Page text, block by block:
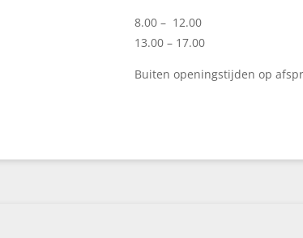
8.00 – 12.00
13.00 – 17.00
Buiten openingstijden op